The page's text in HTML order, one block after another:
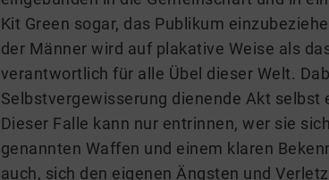
Kit Green sogar, das Publikum
der Männer wird auf plakative Weise als
verantwortlich für alle Übel dieser Welt.
Selbstvergewisserung dienende Akt
Dieser Falle kann nur entrinnen, wer sie
genannten Waffen und einem klaren
auch, sich den eigenen Ängsten und